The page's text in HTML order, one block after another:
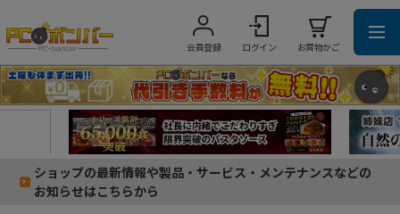
会員登録 ログイン お買物かご
ショップの最新情報や製品・サービス・メンテナンスなどの
お知らせはこちらから